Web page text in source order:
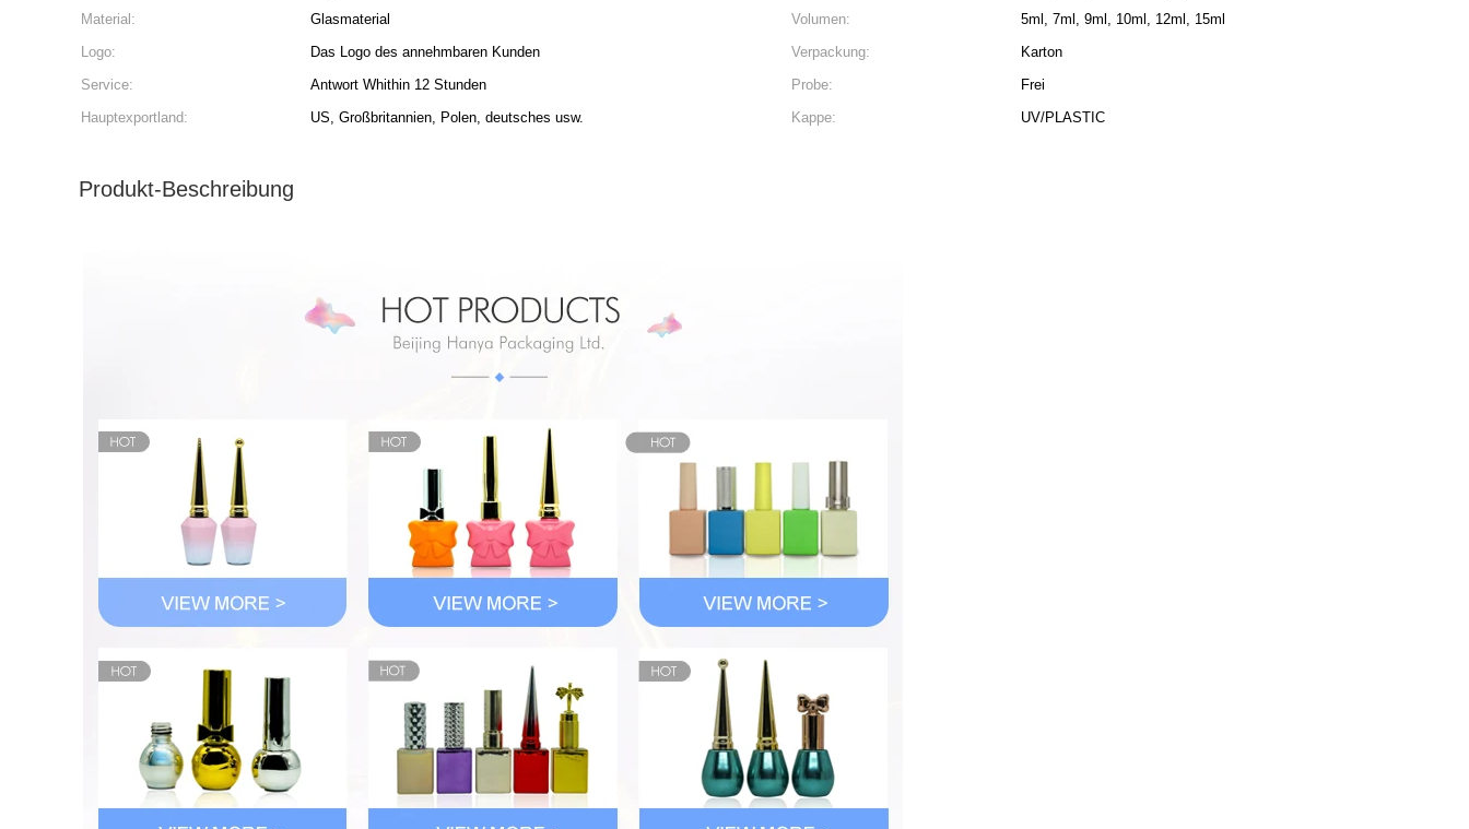
Material:
Glasmaterial Volumen:
5ml, 7ml, 9ml, 10ml, 12ml, 15ml
Logo:
Das Logo des annehmbaren Kunden Verpackung:
Karton
Service:
Antwort Whithin 12 Stunden Probe:
Frei
Hauptexportland:
US, Großbritannien, Polen, deutsches usw. Kappe: UV/PLASTIC
Produkt-Beschreibung